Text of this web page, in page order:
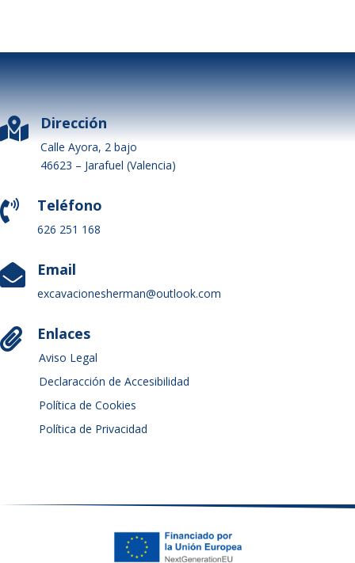
 Dirección
Calle Ayora, 2 bajo
46623 – Jarafuel (Valencia)
 Teléfono
626 251 168
 Email
excavacionesherman@outlook.com
 Enlaces
Aviso Legal
Declaracción de Accesibilidad
Política de Cookies
Política de Privacidad